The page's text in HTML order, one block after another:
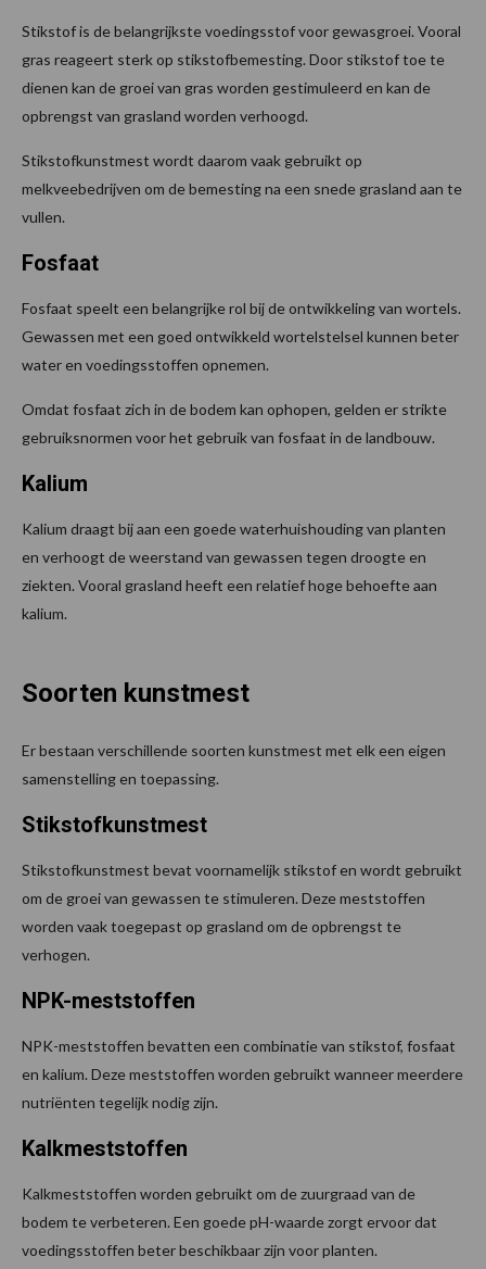
Stikstof is de belangrijkste voedingsstof voor gewasgroei. Vooral
gras reageert sterk op stikstofbemesting. Door stikstof toe te
dienen kan de groei van gras worden gestimuleerd en kan de
opbrengst van grasland worden verhoogd.
Stikstofkunstmest wordt daarom vaak gebruikt op
melkveebedrijven om de bemesting na een snede grasland aan te
vullen.
Fosfaat
Fosfaat speelt een belangrijke rol bij de ontwikkeling van wortels.
Gewassen met een goed ontwikkeld wortelstelsel kunnen beter
water en voedingsstoffen opnemen.
Omdat fosfaat zich in de bodem kan ophopen, gelden er strikte
gebruiksnormen voor het gebruik van fosfaat in de landbouw.
Kalium
Kalium draagt bij aan een goede waterhuishouding van planten
en verhoogt de weerstand van gewassen tegen droogte en
ziekten. Vooral grasland heeft een relatief hoge behoefte aan
kalium.
Soorten kunstmest
Er bestaan verschillende soorten kunstmest met elk een eigen
samenstelling en toepassing.
Stikstofkunstmest
Stikstofkunstmest bevat voornamelijk stikstof en wordt gebruikt
om de groei van gewassen te stimuleren. Deze meststoffen
worden vaak toegepast op grasland om de opbrengst te
verhogen.
NPK-meststoffen
NPK-meststoffen bevatten een combinatie van stikstof, fosfaat
en kalium. Deze meststoffen worden gebruikt wanneer meerdere
nutriënten tegelijk nodig zijn.
Kalkmeststoffen
Kalkmeststoffen worden gebruikt om de zuurgraad van de
bodem te verbeteren. Een goede pH-waarde zorgt ervoor dat
voedingsstoffen beter beschikbaar zijn voor planten.